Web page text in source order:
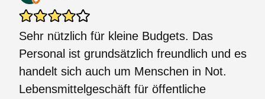
Sehr nützlich für kleine Budgets. Das
Personal ist grundsätzlich freundlich und es
handelt sich auch um Menschen in Not.
Lebensmittelgeschäft für öffentliche